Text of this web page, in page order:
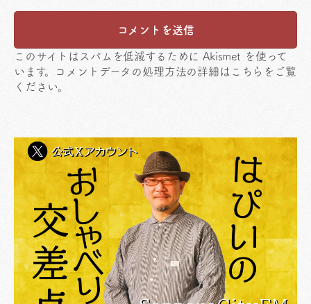
このサイトはスパムを低減するために Akismet を使って
います。
コメントデータの処理方法の詳細はこちらをご覧
ください。